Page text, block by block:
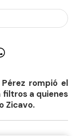
rompió el
filtros a quienes
Zicavo.